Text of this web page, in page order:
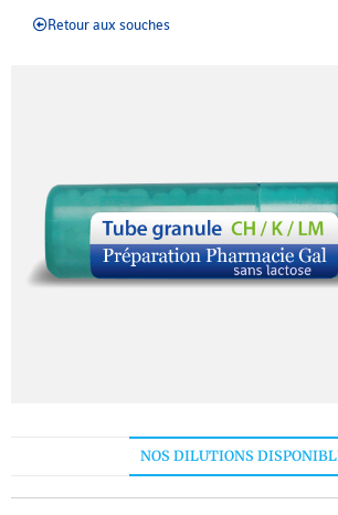
Retour aux souches
NOS DILUTIONS